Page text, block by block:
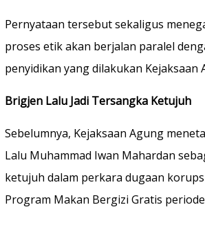
Pernyataan tersebut sekaligus
proses etik akan berjalan paralel
penyidikan yang dilakukan Kejaksaan
Brigjen Lalu Jadi Tersangka Ketujuh
Sebelumnya, Kejaksaan Agung
Lalu Muhammad Iwan Mahardan
ketujuh dalam perkara dugaan
Program Makan Bergizi Gratis periode